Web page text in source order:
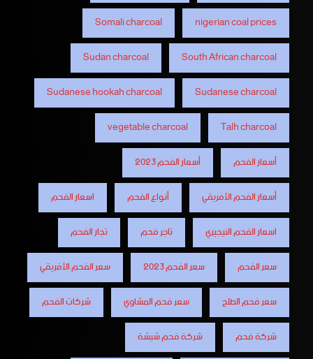
nigerian coal prices
Somali charcoal
South African charcoal
Sudan charcoal
Sudanese charcoal
Sudanese hookah charcoal
Talh charcoal
vegetable charcoal
أسعار الفحم
أسعار الفحم 2023
أسعار الفحم الأفريقي
أنواع الفحم
اسعار الفحم
اسعار الفحم النيجيري
تاجر فحم
تجار الفحم
سعر الفحم
سعر الفحم 2023
سعر الفحم الأفريقي
سعر فحم الطلح
سعر فحم المشاوي
شركات الفحم
شركة فحم
شركة فحم شيشة